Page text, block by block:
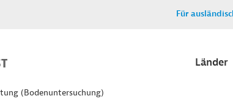
Für
Länder
(Bodenuntersuchung)